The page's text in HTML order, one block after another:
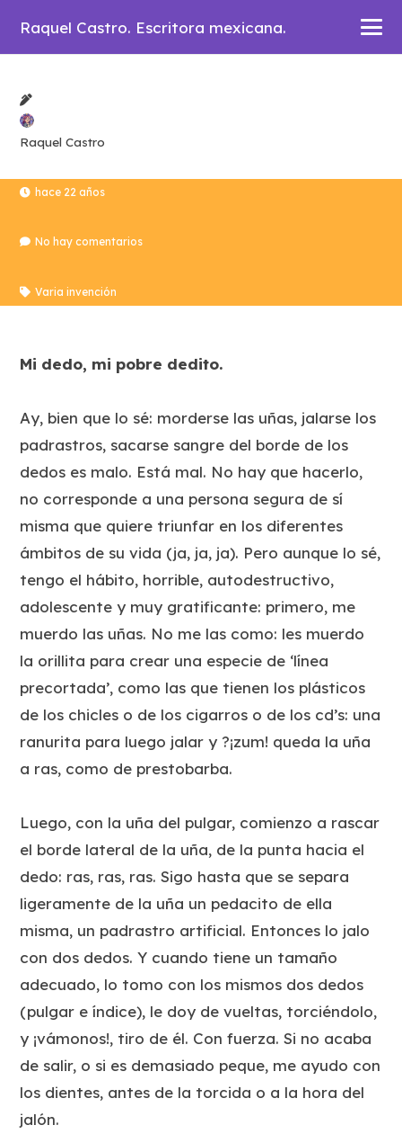
Raquel Castro. Escritora mexicana.
Raquel Castro
hace 22 años
No hay comentarios
Varia invención
Mi dedo, mi pobre dedito.
Ay, bien que lo sé: morderse las uñas, jalarse los
padrastros, sacarse sangre del borde de los
dedos es malo. Está mal. No hay que hacerlo,
no corresponde a una persona segura de sí
misma que quiere triunfar en los diferentes
ámbitos de su vida (ja, ja, ja). Pero aunque lo sé,
tengo el hábito, horrible, autodestructivo,
adolescente y muy gratificante: primero, me
muerdo las uñas. No me las como: les muerdo
la orillita para crear una especie de ‘línea
precortada’, como las que tienen los plásticos
de los chicles o de los cigarros o de los cd’s: una
ranurita para luego jalar y ?¡zum! queda la uña
a ras, como de prestobarba.
Luego, con la uña del pulgar, comienzo a rascar
el borde lateral de la uña, de la punta hacia el
dedo: ras, ras, ras. Sigo hasta que se separa
ligeramente de la uña un pedacito de ella
misma, un padrastro artificial. Entonces lo jalo
con dos dedos. Y cuando tiene un tamaño
adecuado, lo tomo con los mismos dos dedos
(pulgar e índice), le doy de vueltas, torciéndolo,
y ¡vámonos!, tiro de él. Con fuerza. Si no acaba
de salir, o si es demasiado peque, me ayudo con
los dientes, antes de la torcida o a la hora del
jalón.